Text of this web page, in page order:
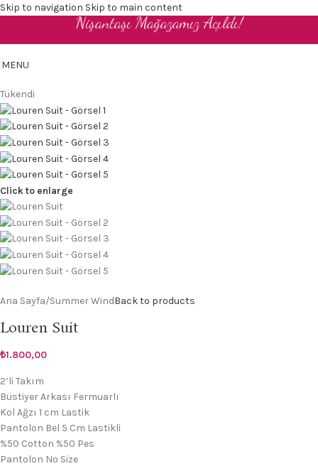
Skip to navigation Skip to main content
Nişantaşı Mağazamız Açıldı!
MENU
Tükendi
Click to enlarge
Ana Sayfa/Summer WindBack to products
Louren Suit
₺1.800,00
2’li Takım
Büstiyer Arkası Fermuarlı
Kol Ağzı 1 cm Lastik
Pantolon Bel 5 Cm Lastikli
%50 Cotton %50 Pes
Pantolon No Size
TR